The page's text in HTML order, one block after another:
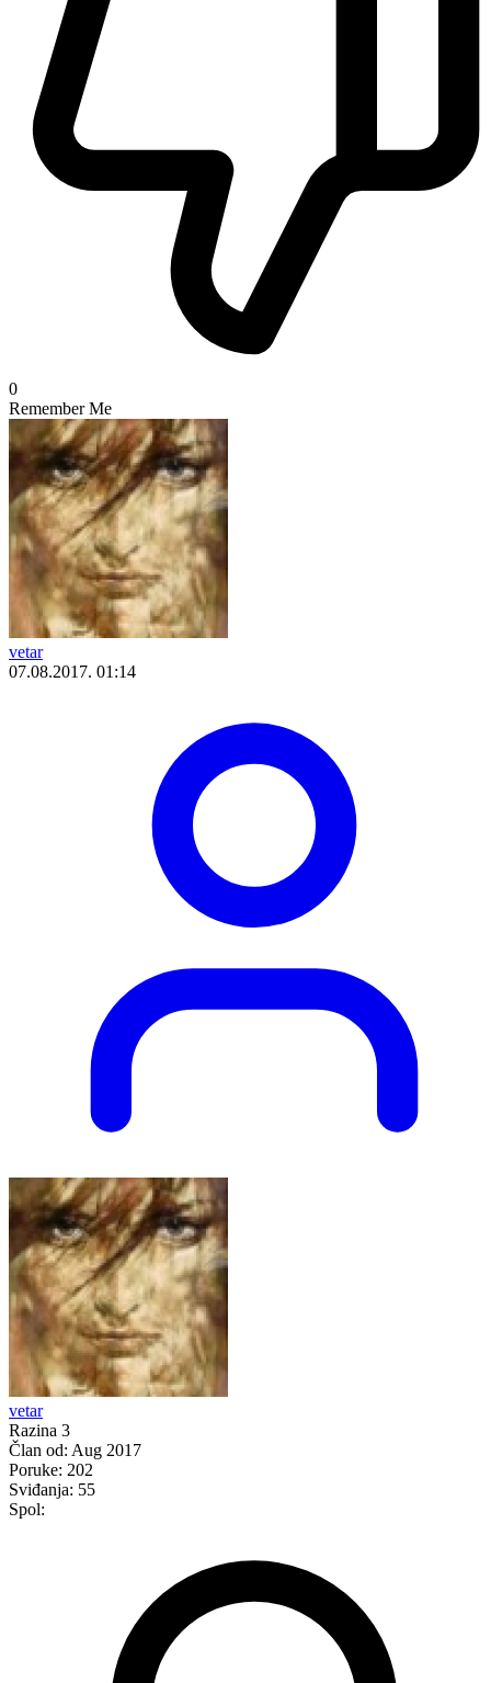
0
Remember Me
vetar
07.08.2017. 01:14
vetar
Razina 3
Član od: Aug 2017
Poruke: 202
Sviđanja: 55
Spol: